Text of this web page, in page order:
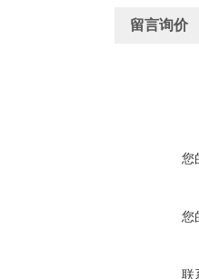
留言询价
您
您
联